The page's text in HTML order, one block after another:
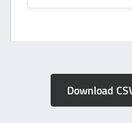
Download